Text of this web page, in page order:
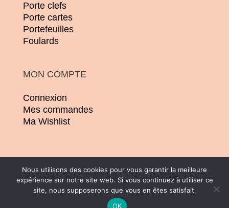
Porte clefs
Porte cartes
Portefeuilles
Foulards
MON COMPTE
Connexion
Mes commandes
Ma Wishlist
© 2026 | Conception : Pommier Franck WD
| Tous droits réservés |CGV|Mentions
Nous utilisons des cookies pour vous garantir la meilleure
expérience sur notre site web. Si vous continuez à utiliser ce
site, nous supposerons que vous en êtes satisfait.
OK